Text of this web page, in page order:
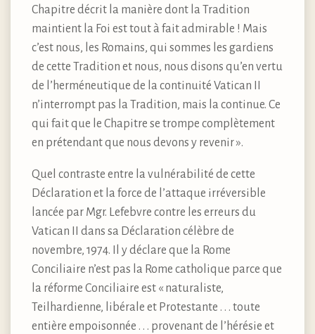
Chapitre décrit la manière dont la Tradition
maintient la Foi est tout à fait admirable ! Mais
c’est nous, les Romains, qui sommes les gardiens
de cette Tradition et nous, nous disons qu’en vertu
de l’herméneutique de la continuité Vatican II
n’interrompt pas la Tradition, mais la continue. Ce
qui fait que le Chapitre se trompe complètement
en prétendant que nous devons y revenir ».
Quel contraste entre la vulnérabilité de cette
Déclaration et la force de l’attaque irréversible
lancée par Mgr. Lefebvre contre les erreurs du
Vatican II dans sa Déclaration célèbre de
novembre, 1974. Il y déclare que la Rome
Conciliaire n’est pas la Rome catholique parce que
la réforme Conciliaire est « naturaliste,
Teilhardienne, libérale et Protestante . . . toute
entière empoisonnée . . . provenant de l’hérésie et